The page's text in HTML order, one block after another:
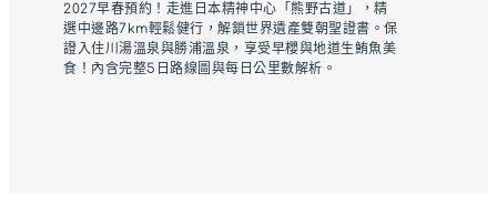
2027早春預約！走進日本精神中心「熊野古道」，精
選中邊路7km輕鬆健行，解鎖世界遺產雙朝聖證書。保
證入住川湯溫泉與勝浦溫泉，享受早櫻與地道生鮪魚美
食！內含完整5日路線圖與每日公里數解析。